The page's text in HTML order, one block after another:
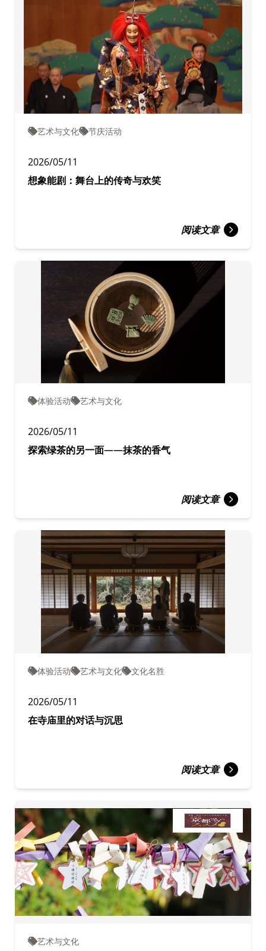
艺术与文化 节庆活动
2026/05/11
想象能剧：舞台上的传奇与欢笑
阅读文章
体验活动 艺术与文化
2026/05/11
探索绿茶的另一面——抹茶的香气
阅读文章
体验活动 艺术与文化 文化名胜
2026/05/11
在寺庙里的对话与沉思
阅读文章
艺术与文化